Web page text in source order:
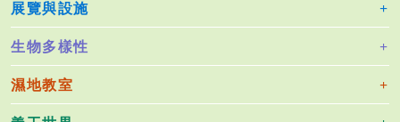
展覽與設施
生物多樣性
濕地教室